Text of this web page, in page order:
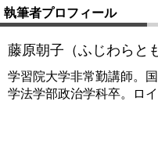
執筆者プロフィール
藤原朝子（ふじわらと
学習院大学非常勤講師。
学法学部政治学科卒。ロ